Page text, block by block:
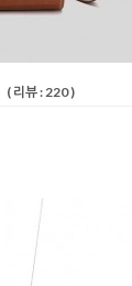
( 리뷰 : 220 )